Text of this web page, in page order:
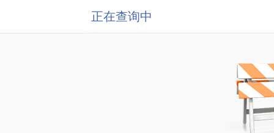
正在查询中